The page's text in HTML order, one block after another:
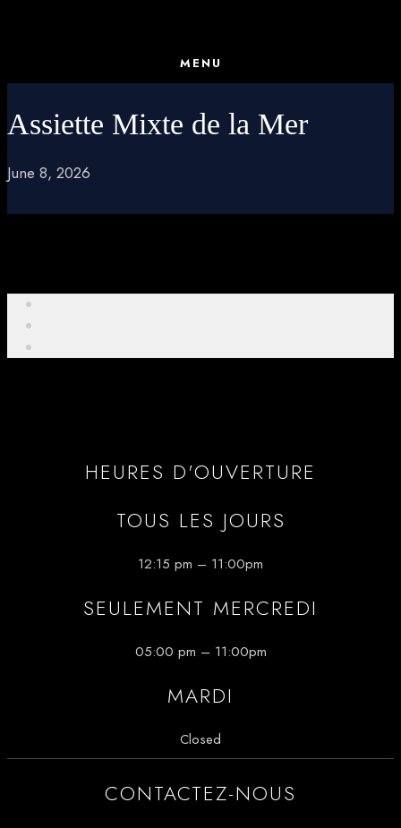
MENU
Assiette Mixte de la Mer
June 8, 2026
HEURES D'OUVERTURE
TOUS LES JOURS
12:15 pm – 11:00pm
SEULEMENT MERCREDI
05:00 pm – 11:00pm
MARDI
Closed
CONTACTEZ-NOUS